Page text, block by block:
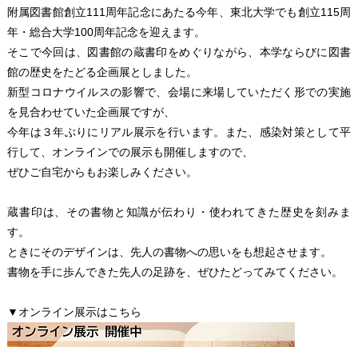
附属図書館創立111周年記念にあたる今年、東北大学でも創立115周
年・総合大学100周年記念を迎えます。
そこで今回は、図書館の蔵書印をめぐりながら、本学ならびに図書
館の歴史をたどる企画展としました。
新型コロナウイルスの影響で、会場に来場していただく形での実施
を見合わせていた企画展ですが、
今年は３年ぶりにリアル展示を行います。また、感染対策として平
行して、オンラインでの展示も開催しますので、
ぜひご自宅からもお楽しみください。
蔵書印は、その書物と知識が伝わり・使われてきた歴史を刻みま
す。
ときにそのデザインは、先人の書物への思いをも想起させます。
書物を手に歩んできた先人の足跡を、ぜひたどってみてください。
▼オンライン展示はこちら